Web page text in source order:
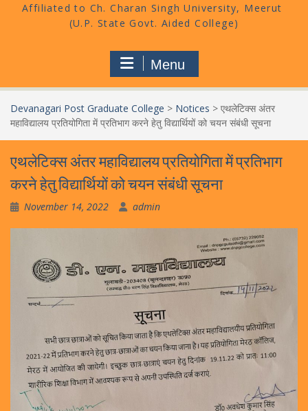
Menu
Devanagari Post Graduate College > Notices > एथलेटिक्स अंतर
महाविद्यालय प्रतियोगिता में प्रतिभाग करने हेतु विद्यार्थियों को चयन संबंधी सूचना
एथलेटिक्स अंतर महाविद्यालय प्रतियोगिता में प्रतिभाग
करने हेतु विद्यार्थियों को चयन संबंधी सूचना
November 14, 2022 admin